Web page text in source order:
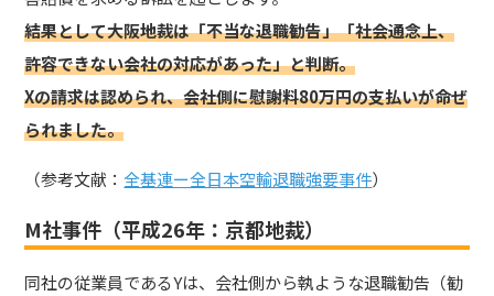
結果として大阪地裁は「不当な退職勧告」「社会通念上、
許容できない会社の対応があった」と判断。
Xの請求は認められ、会社側に慰謝料80万円の支払いが命ぜ
られました。
（参考文献：全基連ー全日本空輸退職強要事件）
M社事件（平成26年：京都地裁）
同社の従業員であるYは、会社側から執ような退職勧告（勧